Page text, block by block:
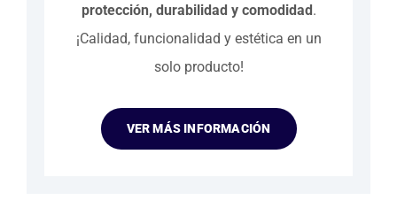
protección, durabilidad y comodidad.
¡Calidad, funcionalidad y estética en un
solo producto!
VER MÁS INFORMACIÓN